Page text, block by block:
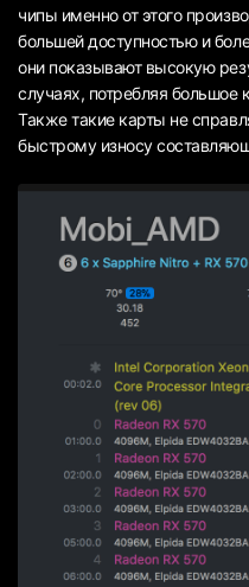
чипы именно от этого
большей доступностью и
они показывают высокую
случаях, потребляя большое
Также такие карты не
быстрому износу